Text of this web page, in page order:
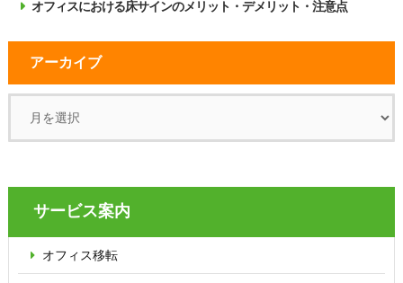
オフィスにおける床サインのメリット・デメリット・注意点
アーカイブ
サービス案内
オフィス移転